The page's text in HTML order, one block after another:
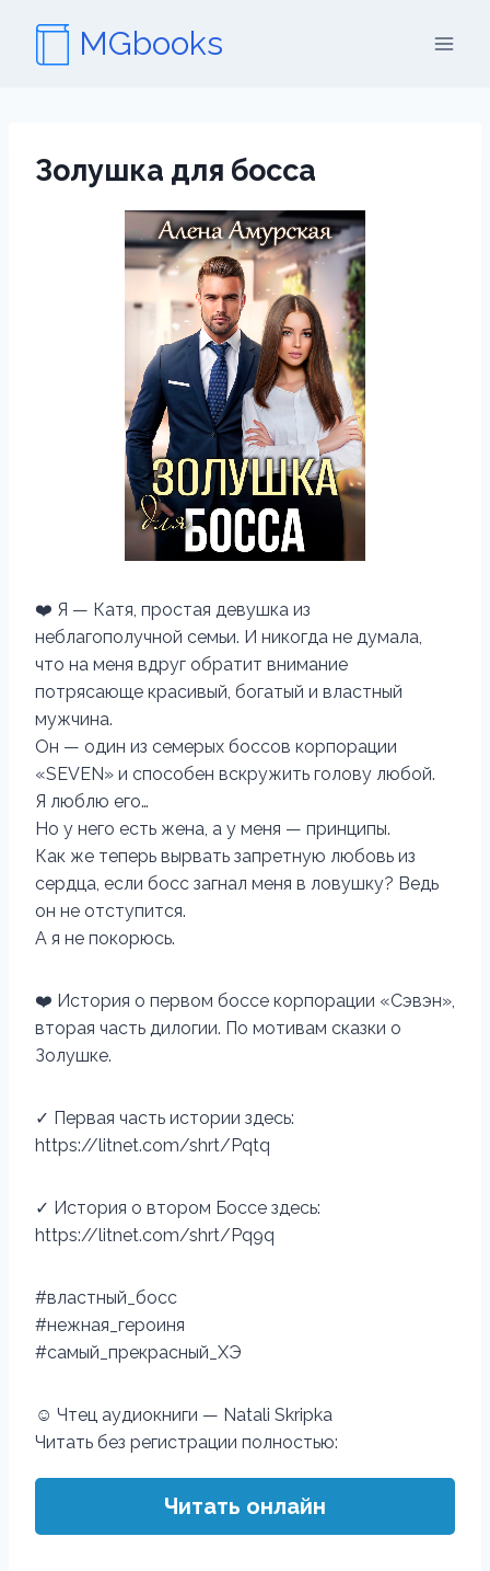
содержимому
MGbooks
Золушка для босса
❤️ Я — Катя, простая девушка из
неблагополучной семьи. И никогда не думала,
что на меня вдруг обратит внимание
потрясающе красивый, богатый и властный
мужчина.
Он — один из семерых боссов корпорации
«SEVEN» и способен вскружить голову любой.
Я люблю его…
Но у него есть жена, а у меня — принципы.
Как же теперь вырвать запретную любовь из
сердца, если босс загнал меня в ловушку? Ведь
он не отступится.
А я не покорюсь.
❤️ История о первом боссе корпорации «Сэвэн»,
вторая часть дилогии. По мотивам сказки о
Золушке.
✓ Первая часть истории здесь:
https://litnet.com/shrt/Pqtq
✓ История о втором Боссе здесь:
https://litnet.com/shrt/Pq9q
#властный_босс
#нежная_героиня
#самый_прекрасный_ХЭ
☺ Чтец аудиокниги — Natali Skripka
Читать без регистрации полностью:
Читать онлайн